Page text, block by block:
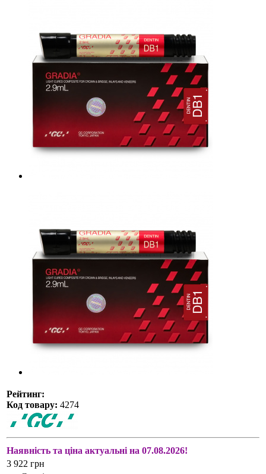
Рейтинг:
Код товару: 4274
Наявність та ціна актуальні на 07.08.2026!
3 922 грн